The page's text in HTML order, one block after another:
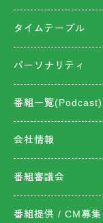
タイムテーブル
パーソナリティ
番組一覧(Podcast)
会社情報
番組審議会
番組提供 / CM募集